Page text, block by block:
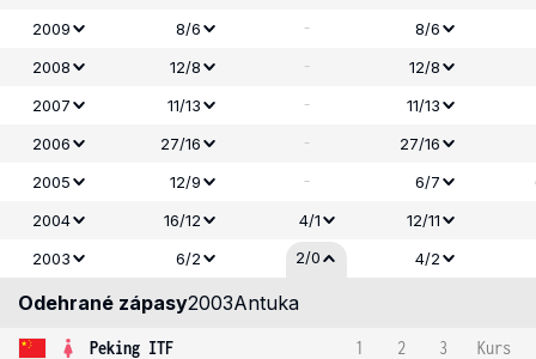
2009 8/6 -
8/6
2008
12/8 -
12/8
2007
11/13 -
11/13
2006
27/16 -
27/16
2005
12/9 - 6/7
2004
16/12 4/1
12/11
2003
6/2 2/0 4/2
Odehrané zápasy2003Antuka
Peking ITF 1 2 3
Kurs